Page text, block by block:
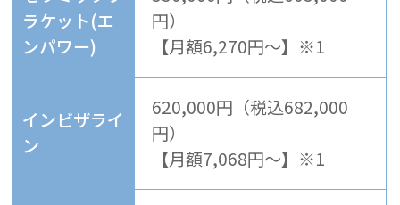
ラケット(エ
ンパワー)
円）
【月額6,270円～】※1
インビザライ
ン
620,000円（税込682,000
円）
【月額7,068円～】※1